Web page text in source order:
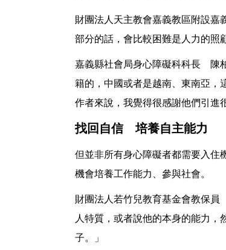
財團法人天主教會嘉義教區附設
部分的話，會比較困難是人力的照
嘉義縣社會局身心障礙科科長 陳
籍的，中國或者是越南、東南亞，
作者來說，我覺得很感謝他們引進
找回自信 培養自主能力
但並非所有身心障礙者都需要入住
機會培養工作能力、參與社會。
財團法人若竹兒教育基金會教保
人特質，或者說他的本身的能力，
子。」